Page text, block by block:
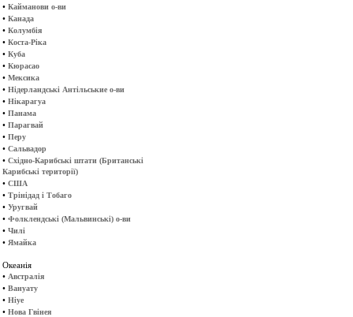
• Кайманови о-ви
• Канада
• Колумбія
• Коста-Ріка
• Куба
• Кюрасао
• Мексика
• Нідерландські Антільськие о-ви
• Нікарагуа
• Панама
• Парагвай
• Перу
• Сальвадор
• Східно-Карибські штати (Британські
Карибські території)
• США
• Трінідад і Тобаго
• Уругвай
• Фолклендські (Мальвинські) о-ви
• Чилі
• Ямайка
Океанія
• Австралія
• Вануату
• Ніуе
• Нова Гвінея